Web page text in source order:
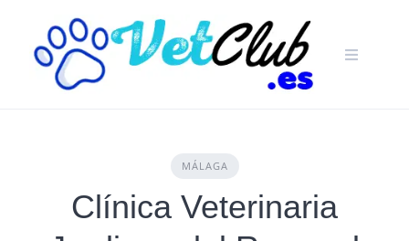
content
MÁLAGA
Clínica Veterinaria